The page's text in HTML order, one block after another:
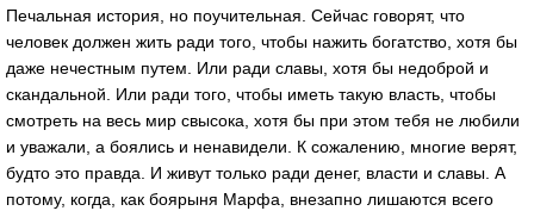
Печальная история, но поучительная. Сейчас говорят, что
человек должен жить ради того, чтобы нажить богатство, хотя бы
даже нечестным путем. Или ради славы, хотя бы недоброй и
скандальной. Или ради того, чтобы иметь такую власть, чтобы
смотреть на весь мир свысока, хотя бы при этом тебя не любили
и уважали, а боялись и ненавидели. К сожалению, многие верят,
будто это правда. И живут только ради денег, власти и славы. А
потому, когда, как боярыня Марфа, внезапно лишаются всего